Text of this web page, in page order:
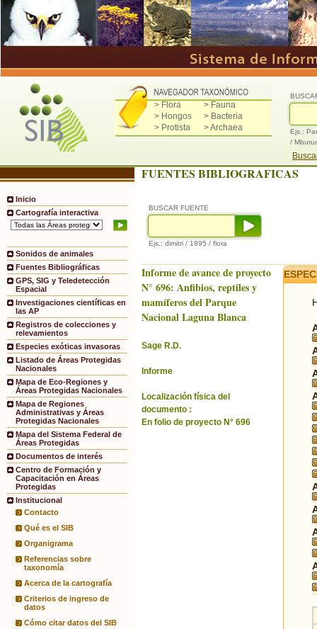
> Flora
> Fauna
> Hongos
> Bacteria
> Protista
> Archaea
Ejs.:
/
Inicio
Cartografía interactiva
Sonidos de animales
Fuentes Bibliográficas
GPS, SIG y Teledetección
Espacial
Investigaciones científicas en
las AP
Registros de colecciones y
relevamientos
Especies exóticas invasoras
Listado de Áreas Protegidas
Nacionales
Mapa de Eco-Regiones y
Áreas Protegidas Nacionales
Mapa de Regiones
Administrativas y Áreas
Protegidas Nacionales
Mapa del Sistema Federal de
Áreas Protegidas
Documentos de interés
Centro de Formación y
Capacitación en Áreas
Protegidas
Institucional
Contacto
Qué es el SIB
Organigrama
Referencias sobre
taxonomía
Acerca de la cartografía
Criterios de ingreso de
datos
Cómo citar datos del SIB
FUENTES BIBLIOGRAFICAS
BUSCAR FUENTE
Ejs.: dimitri / 1995 / flora
Informe de avance de proyecto
N° 696: Anfibios, reptiles y
mamíferos del Parque
Nacional Laguna Blanca
Sage R.D.
Informe
Localización física del
documento :
En folio de proyecto N° 696